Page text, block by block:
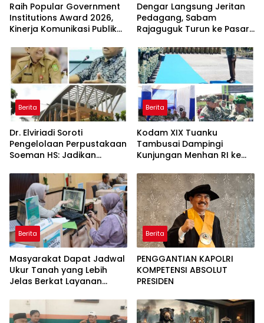
Raih Popular Government
Institutions Award 2026,
Kinerja Komunikasi Publik
Kembali Diakui
Dengar Langsung Jeritan
Pedagang, Sabam
Rajaguguk Turun ke Pasar
Berita
Dr. Elviriadi Soroti
Pengelolaan Perpustakaan
Soeman HS: Jadikan
Kawah Candradimuka
Intelektual
Berita
Kodam XIX Tuanku
Tambusai Dampingi
Kunjungan Menhan RI ke
Perkuat Pembangunan
Satuan
Berita
Masyarakat Dapat Jadwal
Ukur Tanah yang Lebih
Jelas Berkat Layanan
Berita
PENGGANTIAN KAPOLRI
KOMPETENSI ABSOLUT
PRESIDEN